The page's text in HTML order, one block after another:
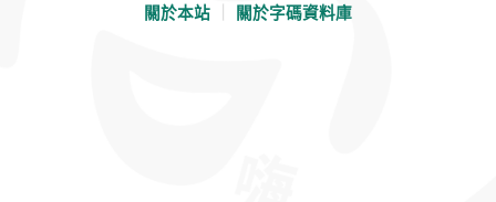
關於本站 關於字碼資料庫